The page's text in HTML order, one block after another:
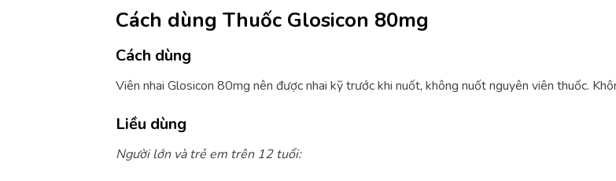
Cách dùng Thuốc Glosicon 80mg
Cách dùng
Viên nhai Glosicon 80mg nên được nhai kỹ trước khi nuốt, không nuốt nguyên viên thuốc.
Liều dùng
Người lớn và trẻ em trên 12 tuổi: